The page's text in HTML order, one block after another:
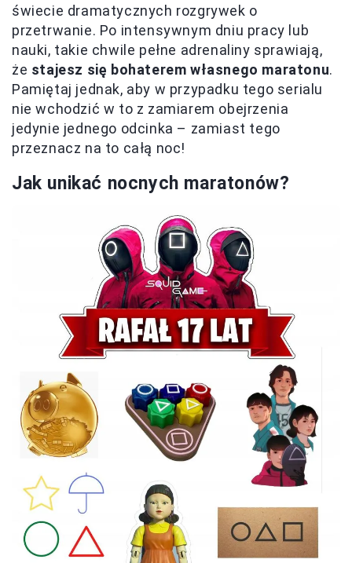
świecie dramatycznych rozgrywek o
przetrwanie. Po intensywnym dniu pracy lub
nauki, takie chwile pełne adrenaliny sprawiają,
że stajesz się bohaterem własnego maratonu.
Pamiętaj jednak, aby w przypadku tego serialu
nie wchodzić w to z zamiarem obejrzenia
jedynie jednego odcinka – zamiast tego
przeznacz na to całą noc!
Jak unikać nocnych maratonów?